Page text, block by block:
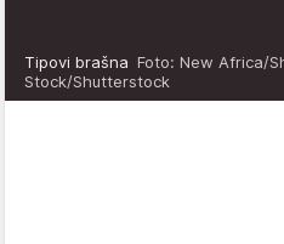
Tipovi brašna Foto: New Africa/
Stock/Shutterstock